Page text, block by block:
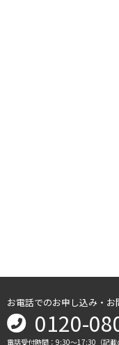
お電話でのお申し込み・お
0120-
電話受付時間：9:30～17:30（記載